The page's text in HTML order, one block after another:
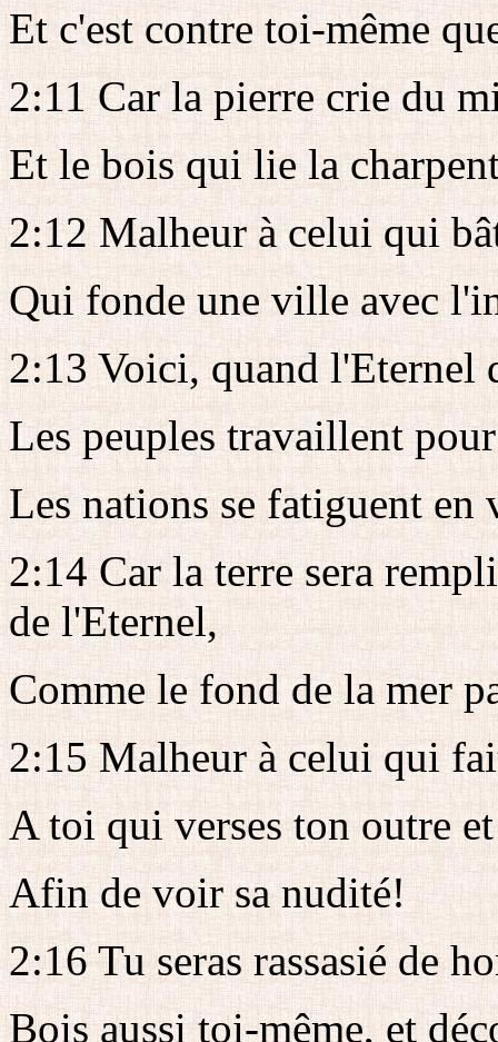
Et c'est contre toi-même
2:11 Car la pierre crie du
Et le bois qui lie la
2:12 Malheur à celui qui
Qui fonde une ville avec
2:13 Voici, quand l'Eternel
Les peuples travaillent
Les nations se fatiguent en
2:14 Car la terre sera
de l'Eternel,
Comme le fond de la mer
2:15 Malheur à celui qui
A toi qui verses ton outre
Afin de voir sa nudité!
2:16 Tu seras rassasié de
Bois aussi toi-même, et